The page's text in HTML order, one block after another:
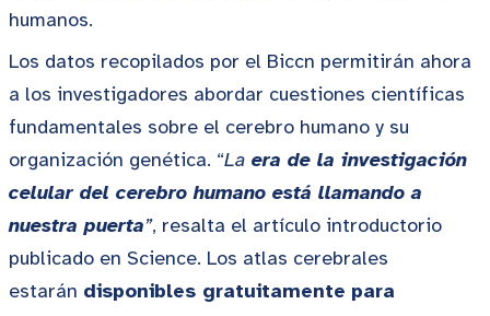
humanos.
Los datos recopilados por el Biccn permitirán ahora
a los investigadores abordar cuestiones científicas
fundamentales sobre el cerebro humano y su
organización genética. “La era de la investigación
celular del cerebro humano está llamando a
nuestra puerta”, resalta el artículo introductorio
publicado en Science. Los atlas cerebrales
estarán disponibles gratuitamente para